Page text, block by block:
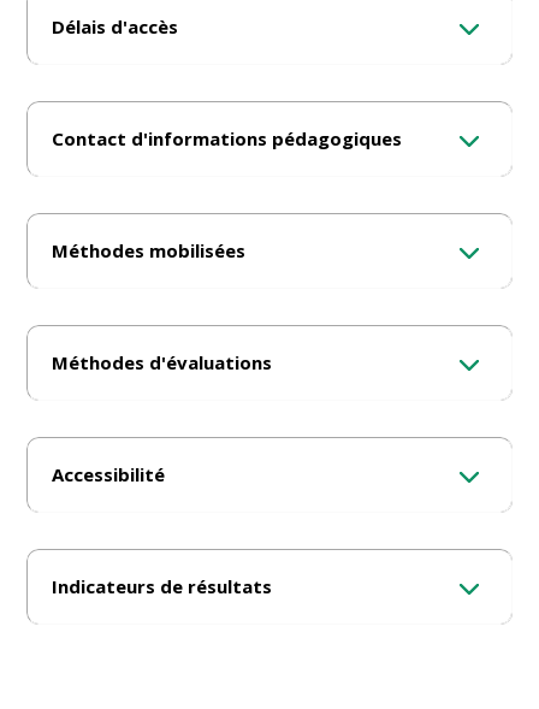
Délais d'accès
Contact d'informations pédagogiques
Méthodes mobilisées
Méthodes d'évaluations
Accessibilité
Indicateurs de résultats